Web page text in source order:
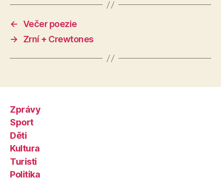
← Večer poezie
→
Zrní + Crewtones
Zprávy
Sport
Děti
Kultura
Turisti
Politika